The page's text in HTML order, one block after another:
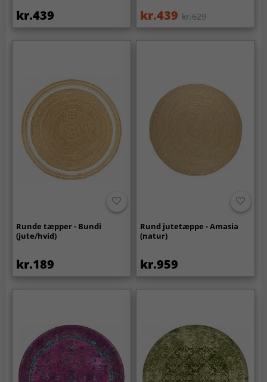
kr.439 kr.439 kr.629
Runde tæpper - Bundi
(jute/hvid)
kr.189
Rund jutetæppe - Amasia
(natur)
kr.959